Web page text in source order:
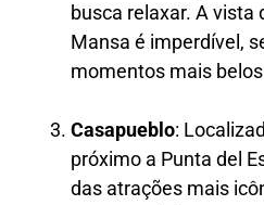
busca relaxar. A vista
Mansa é imperdível,
momentos mais
Casapueblo:
próximo a Punta del
das atrações mais